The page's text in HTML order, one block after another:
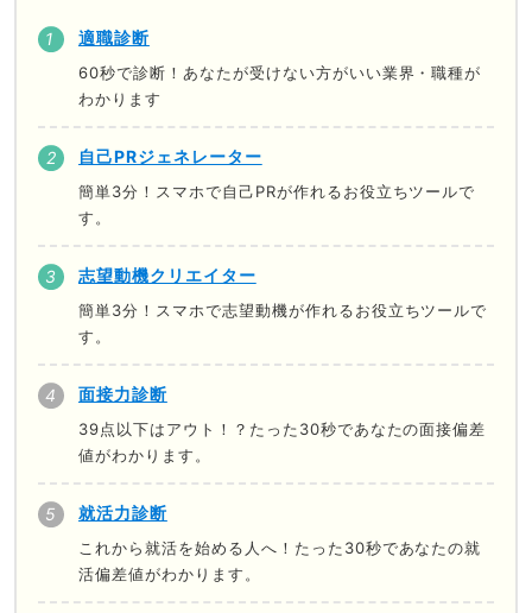
適職診断
60秒で診断！あなたが受けない方がいい業界・職種が
わかります
自己PRジェネレーター
簡単3分！スマホで自己PRが作れるお役立ちツールで
す。
志望動機クリエイター
簡単3分！スマホで志望動機が作れるお役立ちツールで
す。
面接力診断
39点以下はアウト！？たった30秒であなたの面接偏差
値がわかります。
就活力診断
これから就活を始める人へ！たった30秒であなたの就
活偏差値がわかります。